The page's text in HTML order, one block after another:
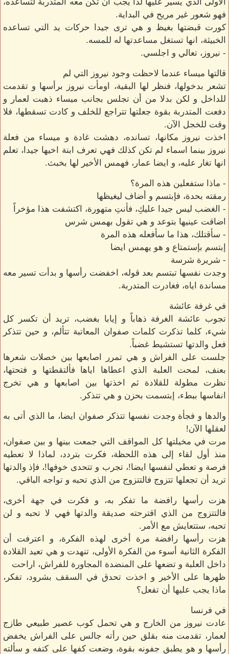
فهو شعور غير مريح في البداية.
كورت قبضتها بغيظ و هي ترى جيدا حركات يد التي تساعده
الخبيثة، انها تستغل مساعدتها له للمسه.
- نيروز، تعالي و اجلسي.
قالتها ميساء عندما لاحظت وجود نيروز التي لم
تشعر بدخولها، فنظر لها البقية، اومأت نيروز برأسها و تقدمت
للداخل و لكن بدلا من أن تجلس بجانب ميساء ذهبت لعمار و
دفعت المتدربة بقوة جعلتها تتراجع للخلف و كادت تسقطها، فلا
وقت للخجل الآن.
اخذت نيروز مكانها، تسانده، دهشت غادة و ميساء من فعلة
نيروز بينما اسماء لم تكن كذلك فهي تعرف ابنة اخيها جيدا، تعلم
انها تغار عليه، و ايضا عمار، فهمس الأخير لها بخبث.
- ماذا ستفعلين هذه المرة؟
رمقته بحدة، فإبتسم و أضاف ليغيظها
- الغضب ليس جيدا عليكِ، فأنتِ متهورة، اكتشفت هذا مؤخراً
اضاقت عينيها بتوعد و هي تقول بهمس شرس
- سأقتلك، هذا ما سأفعله هذه المرة
إبتسم بإستمتاع و هو يهمس ايضا
- شريرة شرسة
وجدت نفسها تبتسم بعد قوله، اخفضت رأسها و بدأت تسير معه
مساندة اياه، فغادرت المتدربة.
في غرفة عائشة
تجوب عائشة الغرفة ذهاباً و إيابا بغضب، تريد أن تكسر كل
شيء، كلما تذكرت كلمات صفوان المعاتبة تتألم، و حين تتذكر
فعل والدتها تستشيط غضباً.
جلست على الفراش و هي تمرر اصابعها بين خصلات شعرها
بعنف، لمحت العلبة الذي اعطاها اياها فألتقطتها و فتحتها،
نظرت مطولة للقلادة ثم اخذتها بين اصابعها و هي تخرج
انفاسها ببطء، إبتسمت بحزن و هي تتذكر.
والدها و فجأة وجدت نفسها تتذكر صفوان ايضا، ما الذي أتى به
لعقلها الآن!
مرت في مخيلتها كل المواقف التي جمعت بينها و بين صفوان،
منذ أول لقاء إلى هذه اللحظة، فكرت بتردد، لماذا لا تعطيه
فرصة و تعطي لنفسها ايضا!، تجرب و تتحدى خوفها!، فإذ والدتها
تريد أن تجعلها تتزوج فالتتزوج من الذي تحبه و تواجه الباقي.
هزت رأسها رافضة ما تفكر به، و فكرت في جهة أخرى،
فالتتزوج من الذي اقترحته صديقة والدتها فهي لا تحبه و لن
تحبه، ستتعايش مع الأمر.
هزت رأسها رافضة مرة أخرى لهذه الفكرة، و اعترفت أن
الفكرة الثانية أسوء من الفكرة الأولى، تنهدت و هي تعيد القلادة
داخل العلبة و تضعها على المنضدة المجاورة للفراش، اراحت
ظهرها على الأخير و اخذت تحدق في السقف بشرود، تفكر،
ماذا يجب عليها أن تفعل؟
في فرنسا
عادت نيروز من الخارج و هي تحمل كوب عصير طبيعي طازج
لعمار، تقدمت منه بقلق حين رأته جالس على الفراش يخفض
رأسها و هو يطبق جفونه بقوة، وضعت كفها على كتفه و سألته